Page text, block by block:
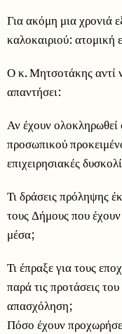
Για ακόμη μια χρονιά
καλοκαιριού: ατομική
Ο κ. Μητσοτάκης αντί
απαντήσει:
Αν έχουν ολοκληρωθεί
προσωπικού
επιχειρησιακές
Τι δράσεις πρόληψης
τους Δήμους που
μέσα;
Τι έπραξε για τους
παρά τις προτάσεις
απασχόληση;
Πόσο έχουν